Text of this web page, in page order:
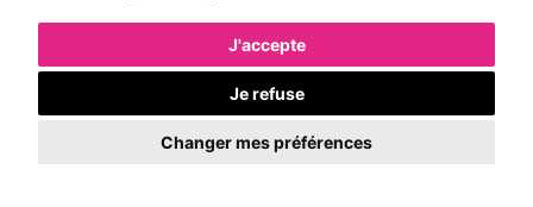
J'accepte
Je refuse
Changer mes préférences
juil.
19:00
#JazzDeDemain NINON VALDER /